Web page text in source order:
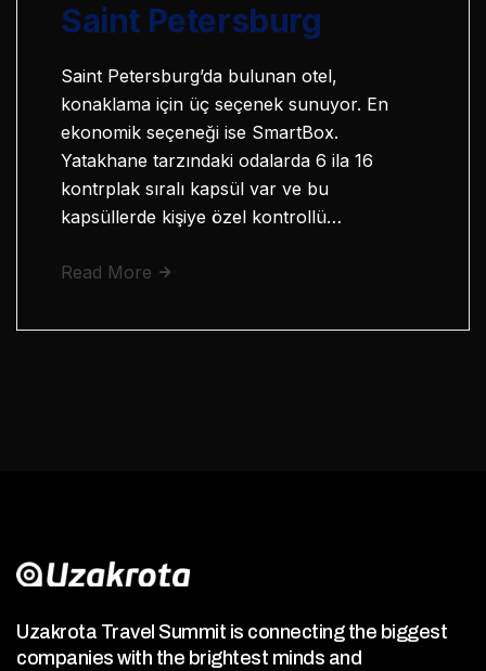
Saint Petersburg
Saint Petersburg’da bulunan otel,
konaklama için üç seçenek sunuyor. En
ekonomik seçeneği ise SmartBox.
Yatakhane tarzındaki odalarda 6 ila 16
kontrplak sıralı kapsül var ve bu
kapsüllerde kişiye özel kontrollü…
Read More
Uzakrota Travel Summit is connecting the biggest
companies with the brightest minds and